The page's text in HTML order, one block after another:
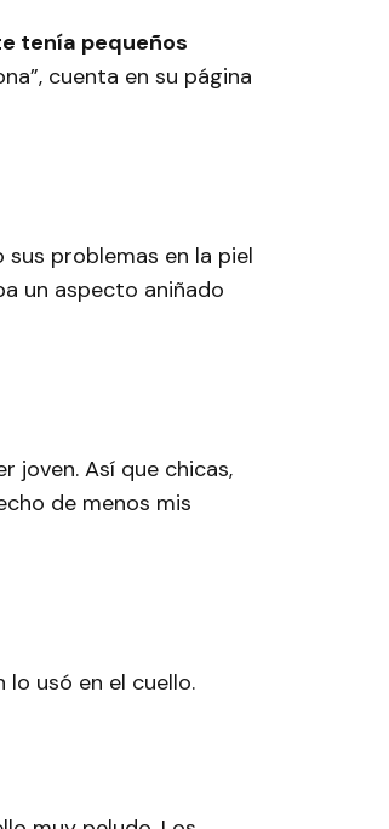
tenía pequeños
cuenta en su página
problemas en la piel
un aspecto aniñado
joven. Así que chicas,
de menos mis
usó en el cuello.